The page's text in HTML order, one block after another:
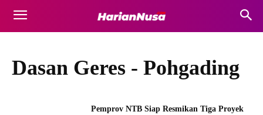
Dasan Geres - Pohgading
Pemprov NTB Siap Resmikan Tiga Proyek